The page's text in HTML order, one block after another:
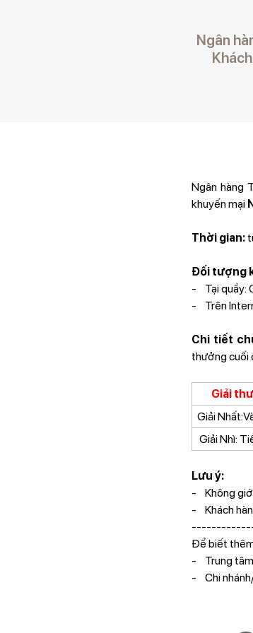
Ngân
Ngân hàng
khuyến mại
Thời gian:
Đối tượng
- Tại quầy:
- Trên
Chi tiết
thưởng cuối
Giải
Giải
Giải Nhì:
Lưu ý:
- Không giới
- Khách
Để biết
- Trung
- Chi